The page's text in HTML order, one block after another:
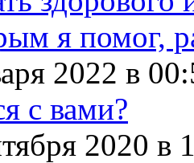
я помог,
2022 в
с вами?
2020 в